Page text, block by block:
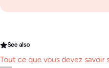
See also
Tout ce que vous devez savoir